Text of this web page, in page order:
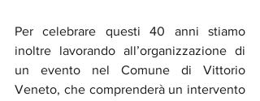
Per celebrare questi 40 anni stiamo
inoltre lavorando all’organizzazione di
un evento nel Comune di Vittorio
Veneto, che comprenderà un intervento